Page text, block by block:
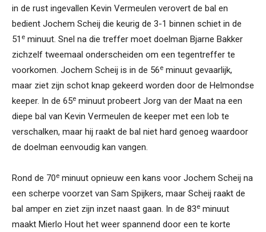
in de rust ingevallen Kevin Vermeulen verovert de bal en
bedient Jochem Scheij die keurig de 3-1 binnen schiet in de
51 e minuut. Snel na die treffer moet doelman Bjarne Bakker
zichzelf tweemaal onderscheiden om een tegentreffer te
voorkomen. Jochem Scheij is in de 56e minuut gevaarlijk,
maar ziet zijn schot knap gekeerd worden door de Helmondse
keeper. In de 65e minuut probeert Jorg van der Maat na een
diepe bal van Kevin Vermeulen de keeper met een lob te
verschalken, maar hij raakt de bal niet hard genoeg waardoor
de doelman eenvoudig kan vangen.
Rond de 70e minuut opnieuw een kans voor Jochem Scheij na
een scherpe voorzet van Sam Spijkers, maar Scheij raakt de
bal amper en ziet zijn inzet naast gaan. In de 83e minuut
maakt Mierlo Hout het weer spannend door een te korte